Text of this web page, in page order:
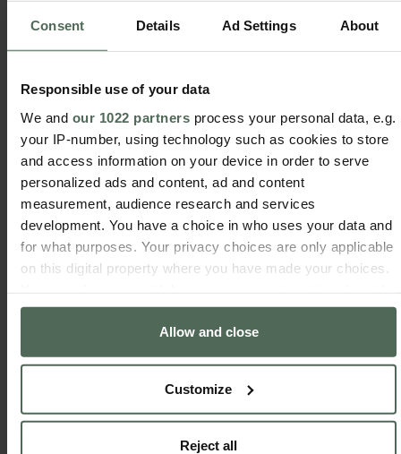
Consent Details Ad Settings About
Responsible use of your data
We and our 1022 partners process your personal data, e.g.
your IP-number, using technology such as cookies to store
and access information on your device in order to serve
personalized ads and content, ad and content
measurement, audience research and services
development. You have a choice in who uses your data and
for what purposes. Your privacy choices are only applicable
on this digital property where you have made your choices.
Cookie Declaration or by clicking on the Privacy trigger
Collect information about your geographical location
which can be accurate to within several meters
Identify your device by actively scanning it for
Allow and close
Customize
Reject all
macht diese Stücke zum Detail, das jeden Look
aufwertet und unnachahmlich macht.
Die neue COEUR-Kollektion von
für Frauen ist ein wahres Kunstwerk, das der
modernen und leidenschaftlichen Frau huldigt.
Mehr als nur Accessoires sind diese Uhren
Ausdruck von Stil und Persönlichkeit. Mit ihrer
Exklusivität, Raffinesse und zeitloser Eleganz
werden die COEUR-Uhren zum perfekten Begleiter
für Frauen, die sich von der Masse abheben und
ihren einzigartigen Stil der Welt offenbaren
möchten.
Netzwerken: